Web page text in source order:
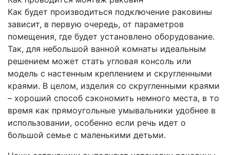
Как будет производиться подключение раковины
зависит, в первую очередь, от параметров
помещения, где будет установлено оборудование.
Так, для небольшой ванной комнаты идеальным
решением может стать угловая консоль или
модель с настенным креплением и скругленными
краями. В целом, изделия со скругленными краями
– хороший способ сэкономить немного места, в то
время как прямоугольные умывальники удобнее в
использовании, особенно если речь идет о
большой семье с маленькими детьми.